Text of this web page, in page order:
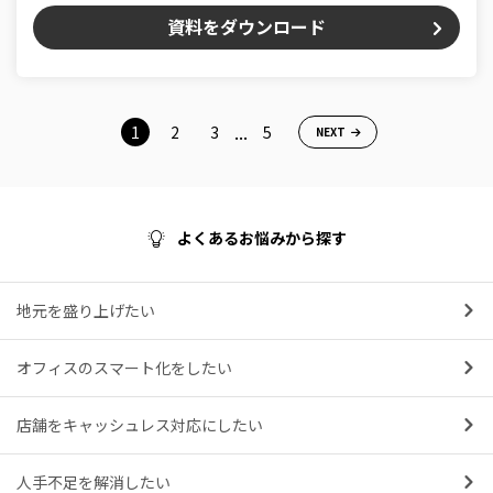
資料をダウンロード
1 2 3 ... 5 NEXT
よくあるお悩みから探す
地元を盛り上げたい
オフィスのスマート化をしたい
店舗をキャッシュレス対応にしたい
人手不足を解消したい